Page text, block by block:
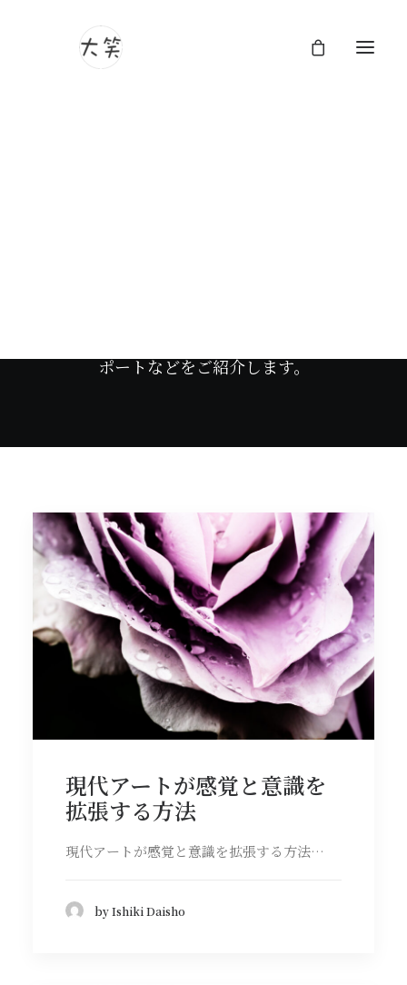
ポートなどをご紹介します。
現代アートが感覚と意識を
拡張する方法
現代アートが感覚と意識を拡張する方法…
by Ishiki Daisho